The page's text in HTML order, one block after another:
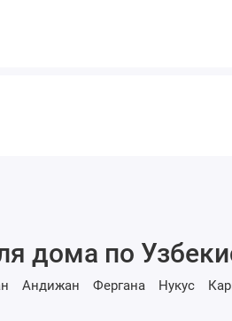
дома по
Андижан Фергана Нукус